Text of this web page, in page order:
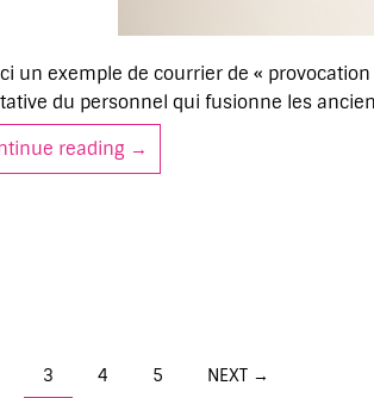
un exemple de courrier de «
du personnel qui fusionne les
reading Exemple de courrier relatif à
→
3 4 5 NEXT →